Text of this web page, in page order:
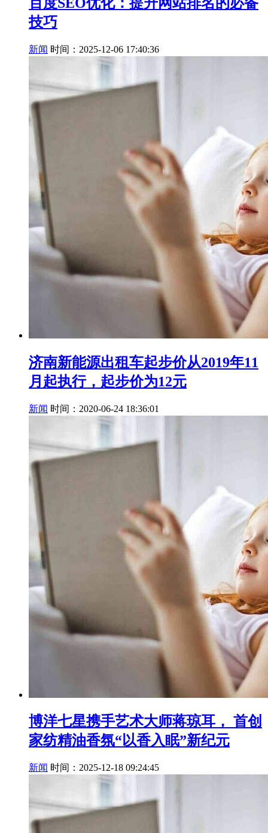
技巧
新闻 时间：2025-12-06 17:40:36
济南新能源出租车起步价从2019年11
月起执行，起步价为12元
新闻 时间：2020-06-24 18:36:01
博洋七星携手艺术大师蒋琼耳， 首创
家纺精油香氛“以香入眠”新纪元
新闻 时间：2025-12-18 09:24:45